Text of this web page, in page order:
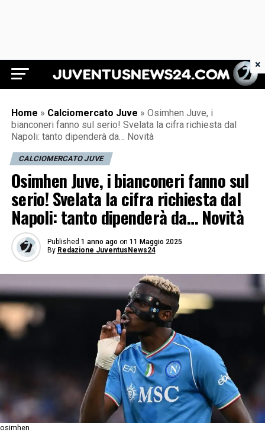
Juventus News 24
Home » Calciomercato Juve » Osimhen Juve, i
bianconeri fanno sul serio! Svelata la cifra richiesta dal
Napoli: tanto dipenderà da… Novità
CALCIOMERCATO JUVE
Osimhen Juve, i bianconeri fanno sul
serio! Svelata la cifra richiesta dal
Napoli: tanto dipenderà da… Novità
Published 1 anno ago on 11 Maggio 2025
By Redazione JuventusNews24
osimhen
×